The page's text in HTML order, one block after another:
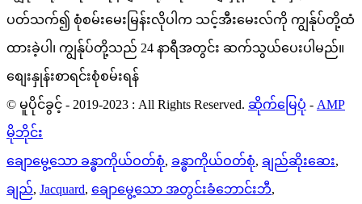
ပတ်သက်၍ စုံစမ်းမေးမြန်းလိုပါက သင့်အီးမေးလ်ကို ကျွန်ုပ်တို့ထံ
ထားခဲ့ပါ၊ ကျွန်ုပ်တို့သည် 24 နာရီအတွင်း ဆက်သွယ်ပေးပါမည်။
စျေးနှုန်းစာရင်းစုံစမ်းရန်
© မူပိုင်ခွင့် - 2019-2023 : All Rights Reserved. ဆိုက်မြေပုံ - AMP
မိုဘိုင်း
ချောမွေ့သော ခန္ဓာကိုယ်ဝတ်စုံ, ခန္ဓာကိုယ်ဝတ်စုံ, ချည်ဆိုးဆေး,
ချည်, Jacquard, ချောမွေ့သော အတွင်းခံဘောင်းဘီ,